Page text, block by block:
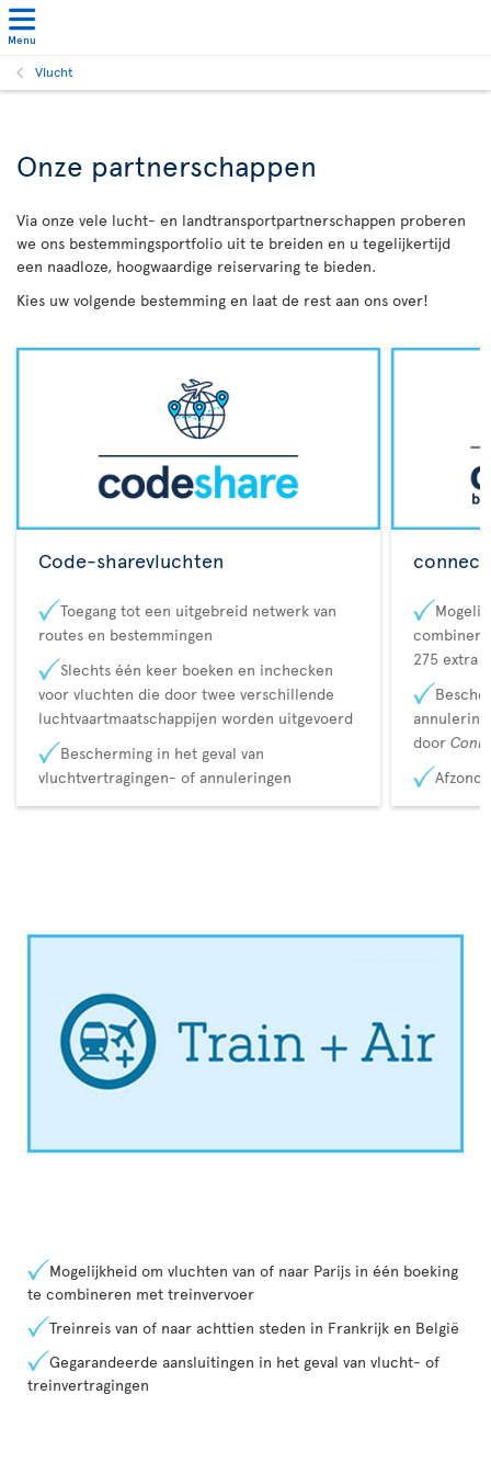
Menu
Vlucht
Onze partnerschappen
Via onze vele lucht- en landtransportpartnerschappen proberen
we ons bestemmingsportfolio uit te breiden en u tegelijkertijd
een naadloze, hoogwaardige reiservaring te bieden.
Kies uw volgende bestemming en laat de rest aan ons over!
Code-sharevluchten
Toegang tot een uitgebreid netwerk van
routes en bestemmingen
Slechts één keer boeken en inchecken
voor vluchten die door twee verschillende
luchtvaartmaatschappijen worden uitgevoerd
Bescherming in het geval van
vluchtvertragingen- of annuleringen
275 extra
door
Mogelijkheid om vluchten van of naar Parijs in één boeking
te combineren met treinvervoer
Treinreis van of naar achttien steden in Frankrijk en België
Gegarandeerde aansluitingen in het geval van vlucht- of
treinvertragingen